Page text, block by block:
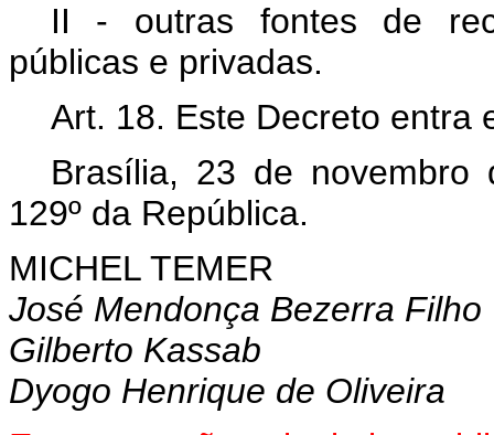
II - outras fontes de
públicas e privadas.
Art. 18. Este Decreto entra
Brasília, 23 de novembro
129º da República.
MICHEL TEMER
José Mendonça Bezerra Filho
Gilberto Kassab
Dyogo Henrique de Oliveira